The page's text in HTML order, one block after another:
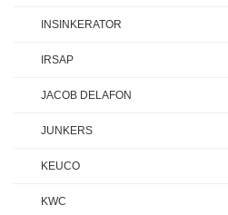
INSINKERATOR
IRSAP
JACOB DELAFON
JUNKERS
KEUCO
KWC